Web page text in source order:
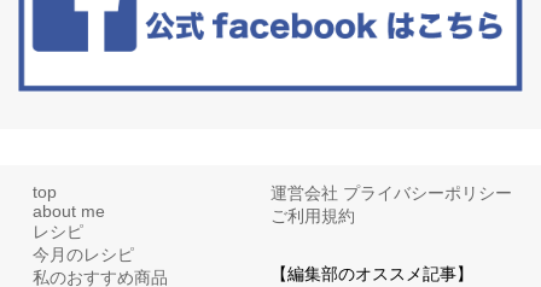
top
about me
レシピ
今月のレシピ
私のおすすめ商品
運営会社 プライバシーポリシー
ご利用規約
【編集部のオススメ記事】